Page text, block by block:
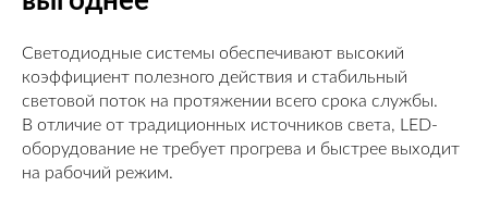
Светодиодные системы обеспечивают высокий
коэффициент полезного действия и стабильный
световой поток на протяжении всего срока службы.
В отличие от традиционных источников света, LED-
оборудование не требует прогрева и быстрее выходит
на рабочий режим.